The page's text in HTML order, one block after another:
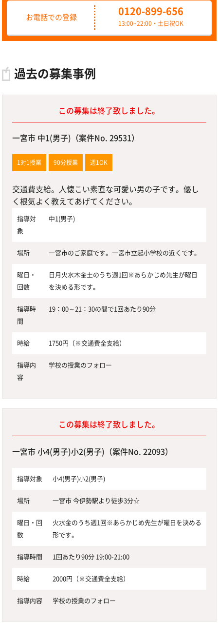
お電話での登録
0120-899-656
13:00~22:00・土日祝OK
過去の募集事例
この募集は終了致しました。
一宮市 中1(男子)（案件No. 29531）
1対1授業 90分授業 週1OK
交通費支給。人懐こい素直な可愛い男の子です。優し
く根気よく教えてあげてください。
指導対
象
中1(男子)
場所 一宮市のご家庭です。一宮市立起小学校の近くです。
曜日・
回数
日月火水木金土のうち週1回※あらかじめ先生が曜日
を決める形です。
指導時
間
19：00～21：30の間で1回あたり90分
時給 1750円（※交通費全支給）
指導内
容
学校の授業のフォロー
この募集は終了致しました。
一宮市 小4(男子)小2(男子)（案件No. 22093）
指導対象 小4(男子)小2(男子)
場所 一宮市 今伊勢駅より徒歩3分☆
曜日・回
数
火水金のうち週1回※あらかじめ先生が曜日を決める
形です。
指導時間 1回あたり90分 19:00-21:00
時給 2000円（※交通費全支給）
指導内容 学校の授業のフォロー